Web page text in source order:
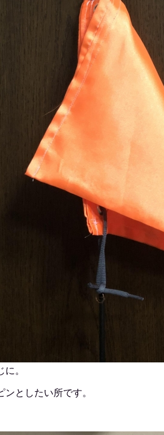
。
としたい所です。